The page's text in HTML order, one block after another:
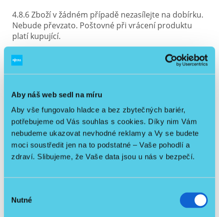
Aby náš web sedl na míru
Aby vše fungovalo hladce a bez zbytečných bariér,
potřebujeme od Vás souhlas s cookies. Díky nim Vám
nebudeme ukazovat nevhodné reklamy a Vy se budete
moci soustředit jen na to podstatné – Vaše pohodlí a
zdraví. Slibujeme, že Vaše data jsou u nás v bezpečí.
souhlasu
Nutné
4.8.6 Zboží v žádném případě nezasílejte na dobírku.
Nebude převzato. Poštovné při vrácení produktu
platí kupující.
4.8.7 Peníze budou poukázány na bankovní účet
nakupujícího nejpozději do sedmi pracovních dnů od
obdržení vráceného zboží.
4.8.8 Uplatnění práva odpovědnosti za vady při
převzetí u repasovaného či použitého zboží lze max.
1 rok.
5. Pronájem zdravotních pomůcek
5.1 Objednáním pronájmu na e-shopu není uzavřena
nájemní smlouva, pouze nezávazná objednávka
jejího uzavření. Ta může být po vzájemné konzultaci